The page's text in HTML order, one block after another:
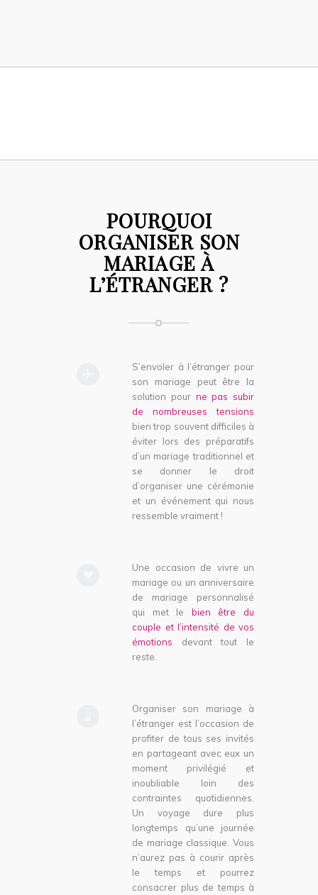
POURQUOI
ORGANISER SON
MARIAGE À
L’ÉTRANGER ?
S’envoler à l’étranger pour
son mariage peut être la
solution pour ne pas subir
de nombreuses tensions
bien trop souvent difficiles à
éviter lors des préparatifs
d’un mariage traditionnel et
se donner le droit
d’organiser une cérémonie
et un événement qui nous
ressemble vraiment !
Une occasion de vivre un
mariage ou un anniversaire
de mariage personnalisé
qui met le bien être du
couple et l’intensité de vos
émotions devant tout le
reste.
Organiser son mariage à
l’étranger est l’occasion de
profiter de tous ses invités
en partageant avec eux un
moment privilégié et
inoubliable loin des
contraintes quotidiennes.
Un voyage dure plus
longtemps qu’une journée
de mariage classique. Vous
n’aurez pas à courir après
le temps et pourrez
consacrer plus de temps à